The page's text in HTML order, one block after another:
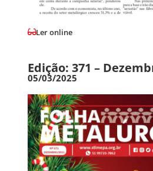
Ler online
Edição: 371 –
05/03/2025